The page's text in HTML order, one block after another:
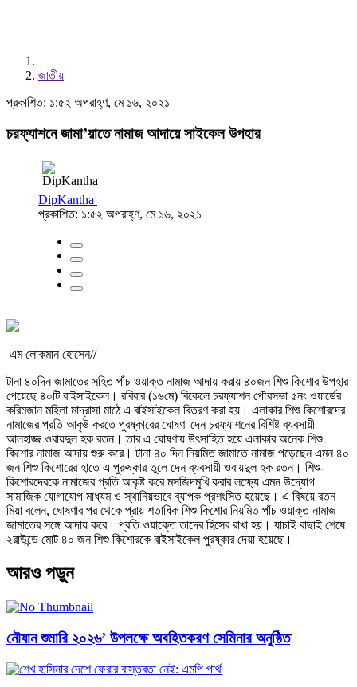
জাতীয়
প্রকাশিত: ১:৫২ অপরাহ্ণ, মে ১৬, ২০২১
চরফ্যাশনে জামা’য়াতে নামাজ আদায়ে সাইকেল উপহার
DipKantha
প্রকাশিত: ১:৫২ অপরাহ্ণ, মে ১৬, ২০২১
এম লোকমান হোসেন//
টানা ৪০দিন জামাতের সহিত পাঁচ ওয়াক্ত নামাজ আদায় করায় ৪০জন শিশু কিশোর উপহার
পেয়েছে ৪০টি বাইসাইকেল। রবিবার (১৬মে) বিকেলে চরফ্যাশন পৌরসভা ৫নং ওয়ার্ডের
করিমজান মহিলা মাদ্রাসা মাঠে এ বাইসাইকেল বিতরণ করা হয়। এলাকার শিশু কিশোরদের
নামাজের প্রতি আকৃষ্ট করতে পুরষ্কারের ঘোষণা দেন চরফ্যাশনের বিশিষ্ট ব্যবসায়ী
আলহাজ্জ ওবায়দুল হক রতন। তার এ ঘোষণায় উৎসাহিত হয়ে এলাকার অনেক শিশু
কিশোর নামাজ আদায় শুরু করে। টানা ৪০ দিন নিয়মিত জামাতে নামাজ পড়েছেন এমন ৪০
জন শিশু কিশোরের হাতে এ পুরুষ্কার তুলে দেন ব্যবসায়ী ওবায়দুল হক রতন। শিশু-
কিশোরদেরকে নামাজের প্রতি আকৃষ্ট করে মসজিদমুখি করার লক্ষ্যে এমন উদ্যোগ
সামাজিক যোগাযোগ মাধ্যম ও স্থানিয়ভাবে ব্যাপক প্রশংসিত হয়েছে। এ বিষয়ে রতন
মিয়া বলেন, ঘোষণার পর থেকে প্রায় শতাধিক শিশু কিশোর নিয়মিত পাঁচ ওয়াক্ত নামাজ
জামাতের সঙ্গে আদায় করে। প্রতি ওয়াক্তে তাদের হিসেব রাখা হয়। যাচাই বাছাই শেষে
২রাউন্ডে মোট ৪০ জন শিশু কিশোরকে বাইসাইকেল পুরষ্কার দেয়া হয়েছে।
আরও পড়ুন
নৌযান শুমারি ২০২৬’ উপলক্ষে অবহিতকরণ সেমিনার অনুষ্ঠিত